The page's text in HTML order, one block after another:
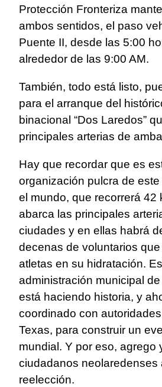
Protección Fronteriza
ambos sentidos, el paso
Puente II, desde las 5:00
alrededor de las 9:00 AM.
También, todo está listo,
para el arranque del
binacional “Dos Laredos”
principales arterias de
Hay que recordar que es
organización pulcra de
el mundo, que recorrerá 42
abarca las principales
ciudades y en ellas habrá
decenas de voluntarios
atletas en su hidratación.
administración municipal
está haciendo historia, y
coordinado con
Texas, para construir un
mundial. Y por eso, agrego
ciudadanos neolaredenses
reelección.